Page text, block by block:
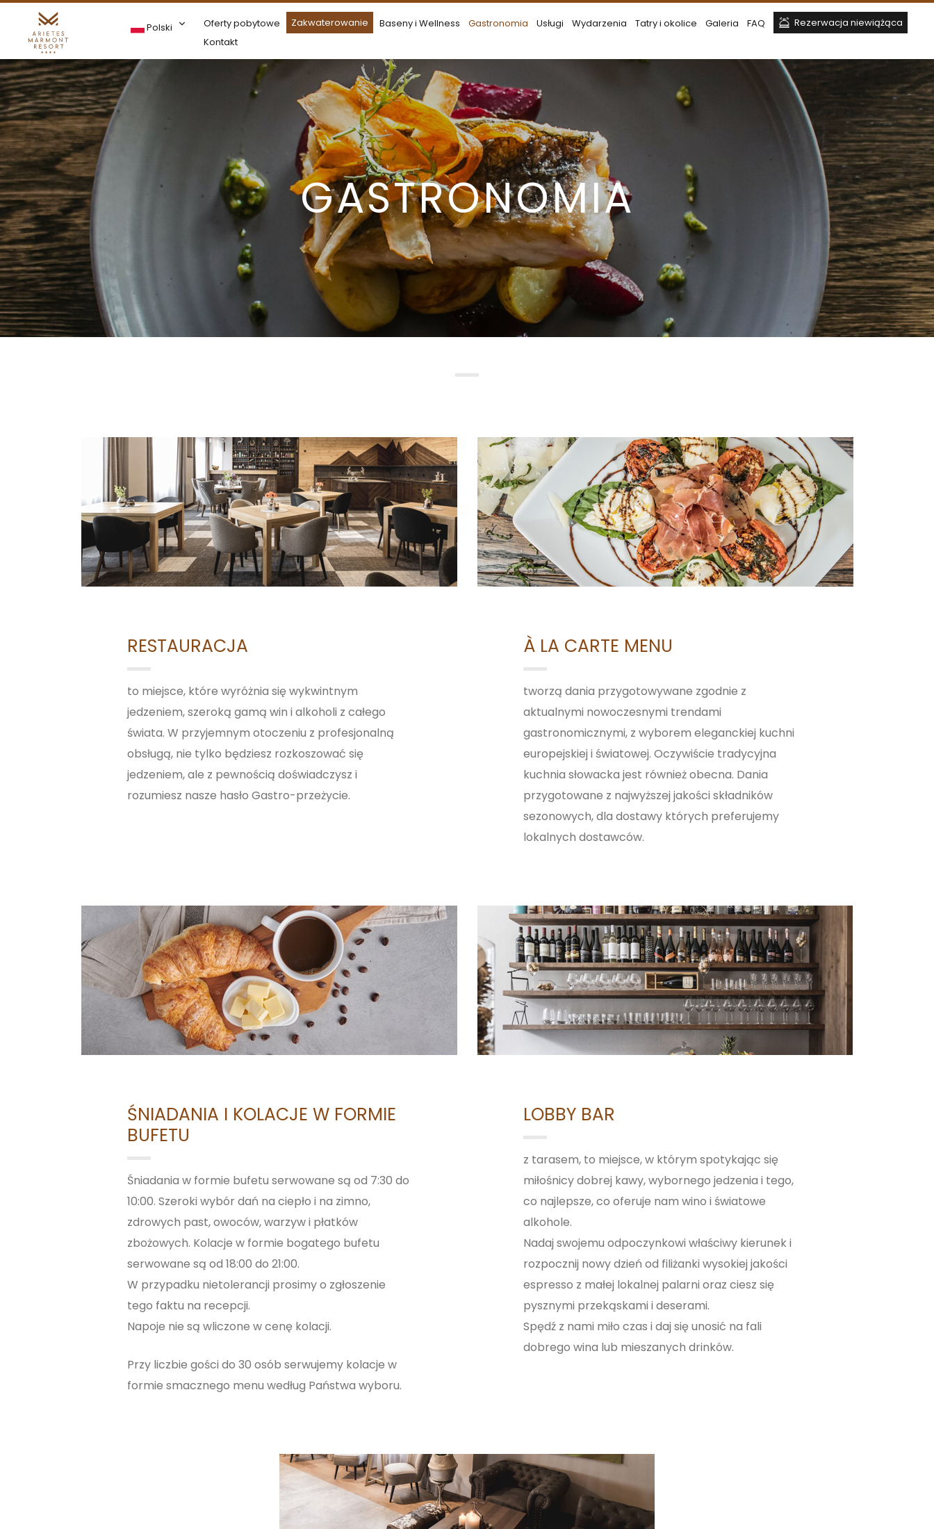
Polski Oferty pobytowe Zakwaterowanie Baseny i Wellness Gastronomia Usługi Wydarzenia Tatry i okolice Galeria FAQ
Rezerwacja niewiążąca
Kontakt
GASTRONOMIA
RESTAURACJA
to miejsce, które wyróżnia się wykwintnym
jedzeniem, szeroką gamą win i alkoholi z całego
świata. W przyjemnym otoczeniu z profesjonalną
obsługą, nie tylko będziesz rozkoszować się
jedzeniem, ale z pewnością doświadczysz i
rozumiesz nasze hasło Gastro-przeżycie.
À LA CARTE MENU
tworzą dania przygotowywane zgodnie z
aktualnymi nowoczesnymi trendami
gastronomicznymi, z wyborem eleganckiej kuchni
europejskiej i światowej. Oczywiście tradycyjna
kuchnia słowacka jest również obecna. Dania
przygotowane z najwyższej jakości składników
sezonowych, dla dostawy których preferujemy
lokalnych dostawców.
ŚNIADANIA I KOLACJE W FORMIE
BUFETU
Śniadania w formie bufetu serwowane są od 7:30 do
10:00. Szeroki wybór dań na ciepło i na zimno,
zdrowych past, owoców, warzyw i płatków
zbożowych. Kolacje w formie bogatego bufetu
serwowane są od 18:00 do 21:00.
W przypadku nietolerancji prosimy o zgłoszenie
tego faktu na recepcji.
Napoje nie są wliczone w cenę kolacji.
Przy liczbie gości do 30 osób serwujemy kolacje w
formie smacznego menu według Państwa wyboru.
LOBBY BAR
z tarasem, to miejsce, w którym spotykając się
miłośnicy dobrej kawy, wybornego jedzenia i tego,
co najlepsze, co oferuje nam wino i światowe
alkohole.
Nadaj swojemu odpoczynkowi właściwy kierunek i
rozpocznij nowy dzień od filiżanki wysokiej jakości
espresso z małej lokalnej palarni oraz ciesz się
pysznymi przekąskami i deserami.
Spędź z nami miło czas i daj się unosić na fali
dobrego wina lub mieszanych drinków.